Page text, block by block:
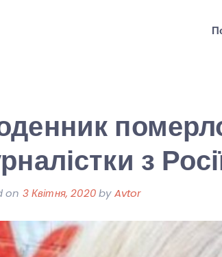
з
on 3 Квітня, 2020byAvtor